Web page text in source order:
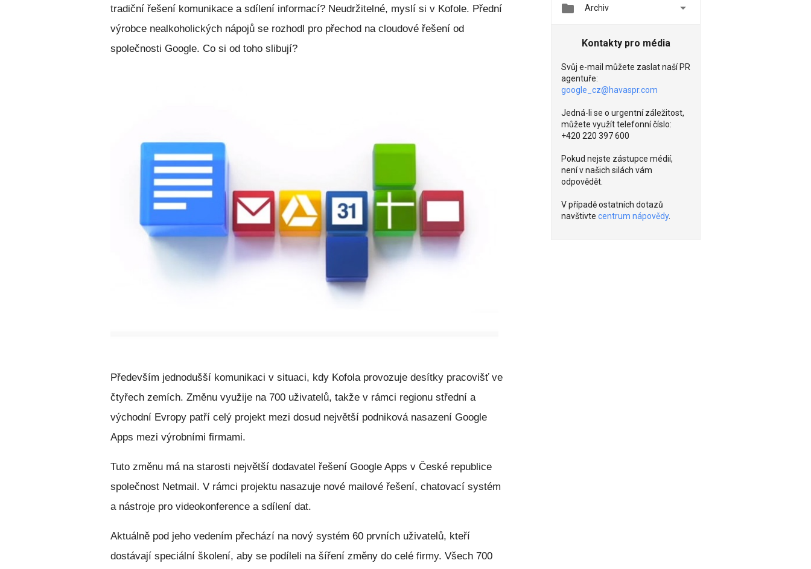
tradiční řešení komunikace a sdílení informací? Neudržitelné, myslí si v Kofole. Přední
výrobce nealkoholických nápojů se rozhodl pro přechod na cloudové řešení od
společnosti Google. Co si od toho slibují?
Především jednodušší komunikaci v situaci, kdy Kofola provozuje desítky pracovišť ve
čtyřech zemích. Změnu využije na 700 uživatelů, takže v rámci regionu střední a
východní Evropy patří celý projekt mezi dosud největší podniková nasazení Google
Apps mezi výrobními firmami.
Tuto změnu má na starosti největší dodavatel řešení Google Apps v České republice
společnost Netmail. V rámci projektu nasazuje nové mailové řešení, chatovací systém
a nástroje pro videokonference a sdílení dat.
Aktuálně pod jeho vedením přechází na nový systém 60 prvních uživatelů, kteří
dostávají speciální školení, aby se podíleli na šíření změny do celé firmy. Všech 700
 Archiv 
Kontakty pro média
Svůj e-mail můžete zaslat naší PR
agentuře:
google_cz@havaspr.com
Jedná-li se o urgentní záležitost,
můžete využít telefonní číslo:
+420 220 397 600
Pokud nejste zástupce médií,
není v našich silách vám
odpovědět.
V případě ostatních dotazů
navštivte centrum nápovědy.